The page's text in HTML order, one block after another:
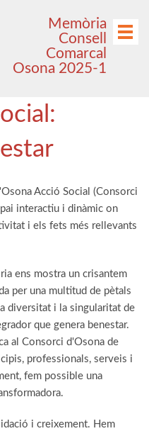
Menú
Memòria
Consell
Comarcal
Osona 2025-1
Acció Social (Consorci
interactiu i dinàmic on
i els fets més rellevants
ens mostra un crisantem
per una multitud de pètals
diversitat i la singularitat de
que genera benestar.
al Consorci d'Osona de
professionals, serveis i
fem possible una
i creixement. Hem